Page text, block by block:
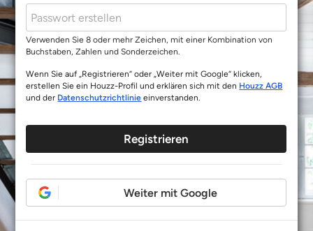
Verwenden Sie 8 oder mehr Zeichen, mit einer Kombination von
Buchstaben, Zahlen und Sonderzeichen.
Wenn Sie auf „Registrieren“ oder „Weiter mit Google“ klicken,
erstellen Sie ein Houzz-Profil und erklären sich mit den Houzz AGB
und der Datenschutzrichtlinie einverstanden.
Registrieren
Weiter mit Google